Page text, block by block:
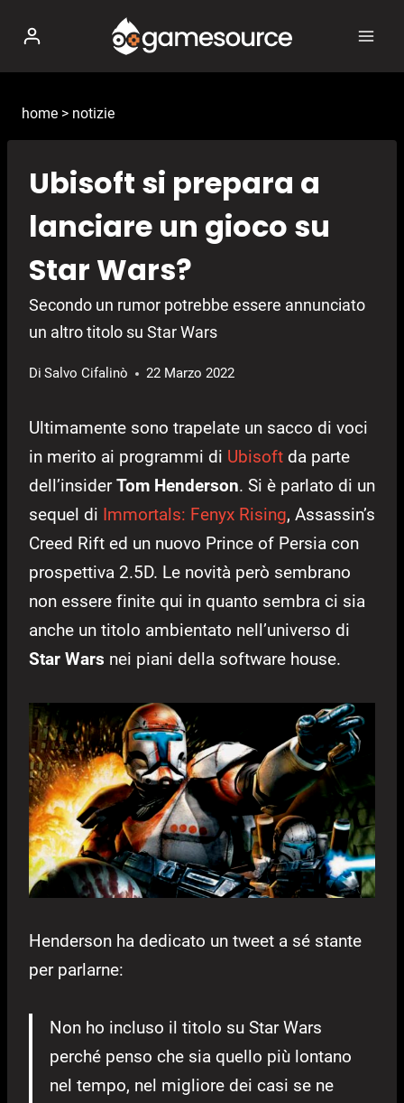
contenuto
home > notizie
Ubisoft si prepara a
lanciare un gioco su
Star Wars?
Secondo un rumor potrebbe essere annunciato
un altro titolo su Star Wars
Di Salvo Cifalinò 22 Marzo 2022
Ultimamente sono trapelate un sacco di voci
in merito ai programmi di Ubisoft da parte
dell’insiderTom Henderson. Si è parlato di un
sequel di Immortals: Fenyx Rising, Assassin’s
Creed Rift ed un nuovo Prince of Persia con
prospettiva 2.5D. Le novità però sembrano
non essere finite qui in quanto sembra ci sia
anche un titolo ambientato nell’universo di
Star Wars nei piani della software house.
Henderson ha dedicato un tweet a sé stante
per parlarne:
Non ho incluso il titolo su Star Wars
perché penso che sia quello più lontano
nel tempo, nel migliore dei casi se ne